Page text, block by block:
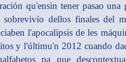
qu'ensin tener pasao
sobrevivío dellos finales del
l'apocalipsis de les
y l'últimu'n 2012 cuando
pa que